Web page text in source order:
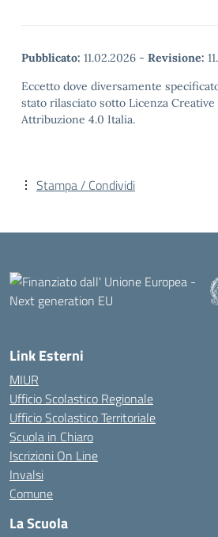
Pubblicato: 11.02.2026 - Revisione:
Eccetto dove diversamente
stato rilasciato sotto Licenza Creative
Attribuzione 4.0 Italia.
Stampa / Condividi
Link Esterni
MIUR
Ufficio Scolastico Regionale
Ufficio Scolastico Territoriale
Scuola in Chiaro
Iscrizioni On Line
Invalsi
Comune
La Scuola